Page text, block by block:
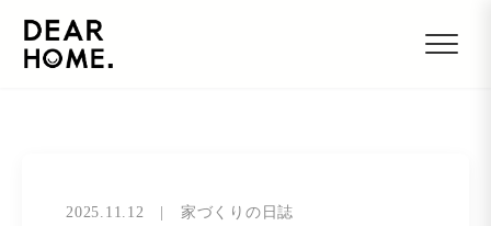
2025.11.12 家づくりの日誌